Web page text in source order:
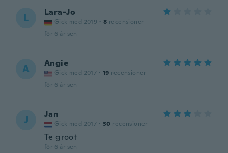
L Lara-Jo
Gick med 2019 · 8 recensioner
för 6 år sen
A Angie
Gick med 2017 · 19 recensioner
för 6 år sen
J Jan
Gick med 2017 · 30 recensioner
Te groot
för 6 år sen